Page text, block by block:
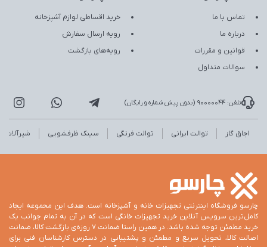
تماس با ما
درباره ما
قوانین و مقررات
سوالات متداول
خرید اقساطی لوازم آشپزخانه
رویه ارسال سفارش
رویه‌های بازگشت
تلفن: 90000044 (بدون پیش شماره و رایگان)
اجاق گاز توالت ایرانی توالت فرنگی سینک ظرفشویی شیرآلات
چارسو فروشگاه اینترنتی تجهیزات خانه و آشپزخانه است. هدف این مجموعه ایجاد
کامل‌ترین سرویس آنلاین خرید تجهیزات خانگی است که در آن به تمام جوانب یک
خرید مطمئن توجه شده باشد. در همین راستا ضمانت 7 روزه‌ی بازگشت کالا، ضمانت
اصالت کالا، تحویل سریع و مطمئن و پشتیبانی در دسترس کارشناسان فنی برای